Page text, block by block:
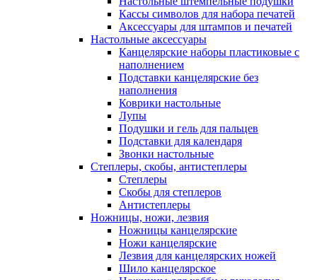
Кассы символов для набора печатей
Аксессуары для штампов и печатей
Настольные аксессуары
Канцелярские наборы пластиковые с
наполнением
Подставки канцелярские без
наполнения
Коврики настольные
Лупы
Подушки и гель для пальцев
Подставки для календаря
Звонки настольные
Степлеры, скобы, антистеплеры
Степлеры
Скобы для степлеров
Антистеплеры
Ножницы, ножи, лезвия
Ножницы канцелярские
Ножи канцелярские
Лезвия для канцелярских ножей
Шило канцелярское